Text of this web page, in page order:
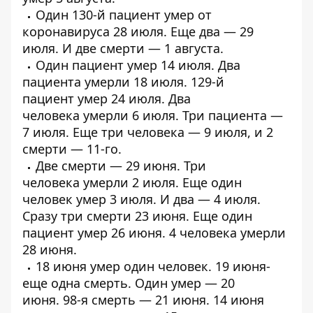
Один 130-й пациент умер от
коронавируса 28 июля. Еще два — 29
июля. И две смерти — 1 августа.
Один пациент умер 14 июля. Два
пациента умерли 18 июля. 129-й
пациент умер 24 июля. Два
человека умерли 6 июля. Три пациента —
7 июля. Еще три человека — 9 июля, и 2
смерти — 11-го.
Две смерти — 29 июня. Три
человека умерли 2 июля. Еще один
человек умер 3 июля. И два — 4 июля.
Сразу три смерти 23 июня. Еще один
пациент умер 26 июня. 4 человека умерли
28 июня.
18 июня умер один человек. 19 июня-
еще одна смерть. Один умер — 20
июня. 98-я смерть — 21 июня. 14 июня